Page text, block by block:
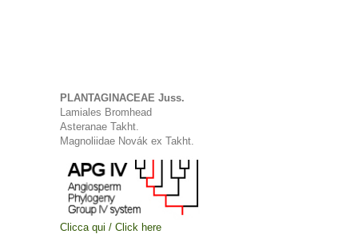
PLANTAGINACEAE Juss.
Lamiales Bromhead
Asteranae Takht.
Magnoliidae Novák ex Takht.
Clicca qui / Click here